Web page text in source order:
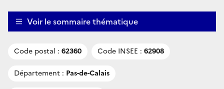
Voir le sommaire thématique
Code postal : 62360 Code INSEE : 62908
Département : Pas-de-Calais